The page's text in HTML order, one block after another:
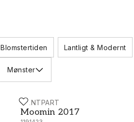
Blomstertiden Lantligt & Modernt
Mønster
PAINTPART
Moomin 2017
Moomin 2017 - 5162-1